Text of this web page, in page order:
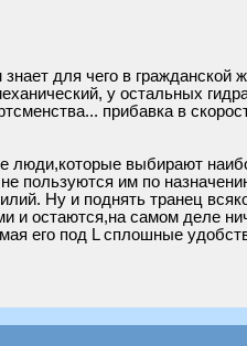
для чего в гражданской
у остальных
прибавка в
люди,которые выбирают
пользуются им по
Ну и поднять транец
и остаются,на самом деле
его под L сплошные